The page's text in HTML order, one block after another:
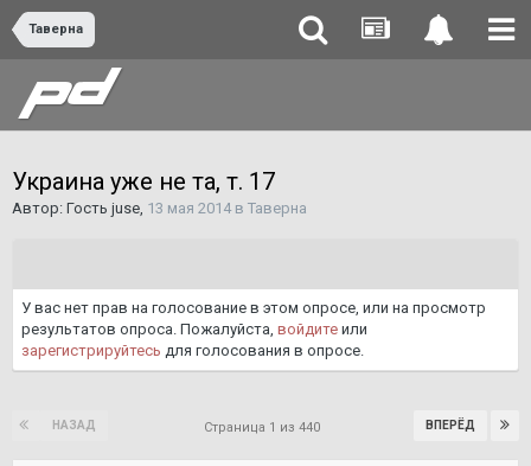
Таверна
Украина уже не та, т. 17
Автор: Гость juse, 13 мая 2014в Таверна
У вас нет прав на голосование в этом опросе, или на просмотр
результатов опроса. Пожалуйста, войдите или
зарегистрируйтесь для голосования в опросе.
НАЗАД ВПЕРЁД
Страница 1 из 440